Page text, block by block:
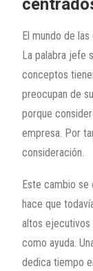
El mundo de
La palabra jefe
conceptos
preocupan de
porque
empresa. Por
consideración.
Este cambio se
hace que
altos ejecutivos
como ayuda.
dedica tiempo